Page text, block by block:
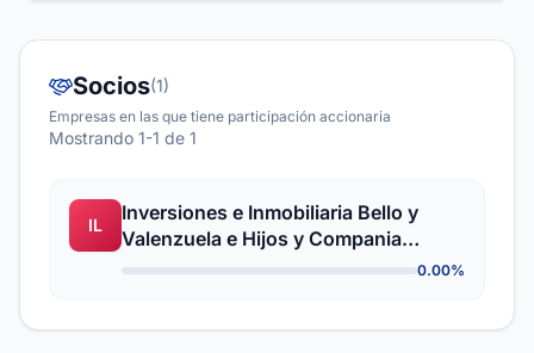
Socios(1)
Empresas en las que tiene participación accionaria
Mostrando 1-1 de 1
IL
Inversiones e Inmobiliaria Bello y
Valenzuela e Hijos y Compania
0.00%